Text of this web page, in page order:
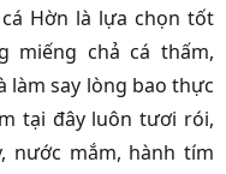
Hờn là lựa chọn tốt
miếng chả cá thấm,
làm say lòng bao thực
tại đây luôn tươi rói,
nước mắm, hành tím